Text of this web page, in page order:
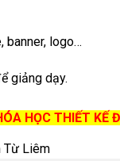
banner, logo…
giảng dạy.
HỌC THIẾT KẾ